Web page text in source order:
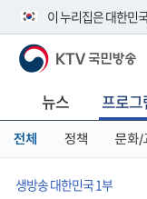
이 누리집은 대한민
공식 누리집 주소 확
니다.
이밖에 or.kr 또는 .kr
서 도메인 주소를 확
KTV 국민방송
뉴스 프로그
전체 정책 문화/
생방송 대한민국 1부